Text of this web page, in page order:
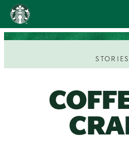
content
Go
to
ー
STORIES